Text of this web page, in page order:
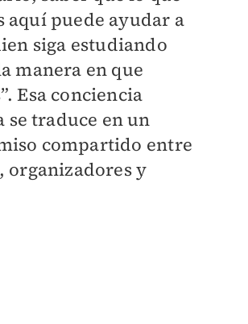
aquí puede ayudar a
siga estudiando
manera en que
Esa conciencia
se traduce en un
compartido entre
organizadores y